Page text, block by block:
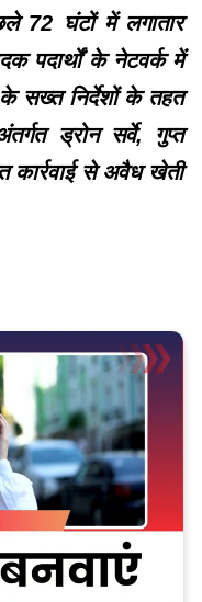
72 घंटों में लगातार
पदार्थों के नेटवर्क में
सख्त निर्देशों के तहत
ड्रोन सर्वे, गुप्त
कार्रवाई से अवैध खेती